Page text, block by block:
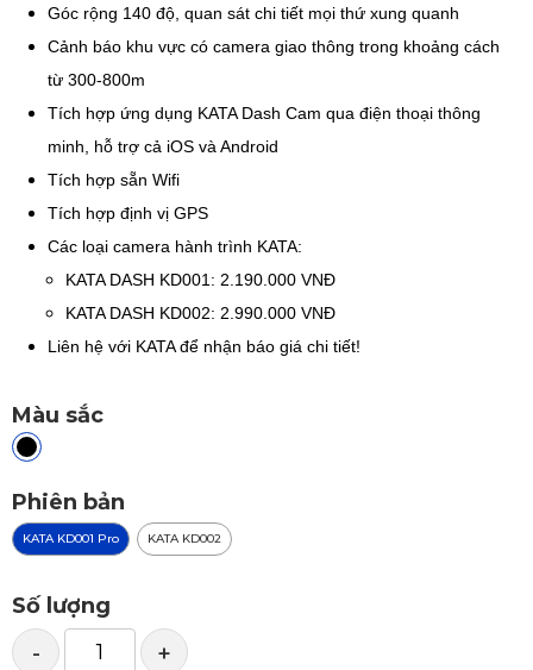
Góc rộng 140 độ, quan sát chi tiết mọi thứ xung quanh
Cảnh báo khu vực có camera giao thông trong khoảng cách
từ 300-800m
Tích hợp ứng dụng KATA Dash Cam qua điện thoại thông
minh, hỗ trợ cả iOS và Android
Tích hợp sẵn Wifi
Tích hợp định vị GPS
Các loại camera hành trình KATA:
KATA DASH KD001: 2.190.000 VNĐ
KATA DASH KD002: 2.990.000 VNĐ
Liên hệ với KATA để nhận báo giá chi tiết!
Màu sắc
Phiên bản
KATA KD001 Pro KATA KD002
Số lượng
- +